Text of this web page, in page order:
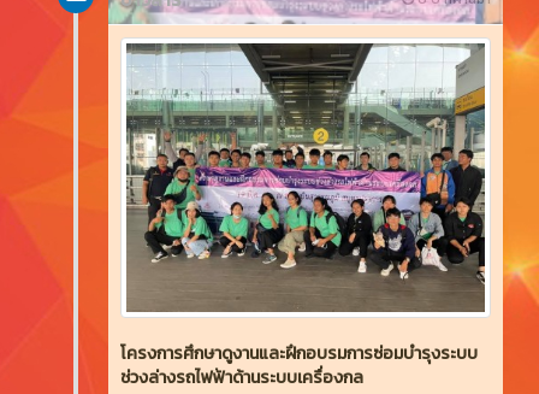
โครงการศึกษาดูงานและฝึกอบรมการซ่อมบำรุงระบบ
ช่วงล่างรถไฟฟ้าด้านระบบเครื่องกล